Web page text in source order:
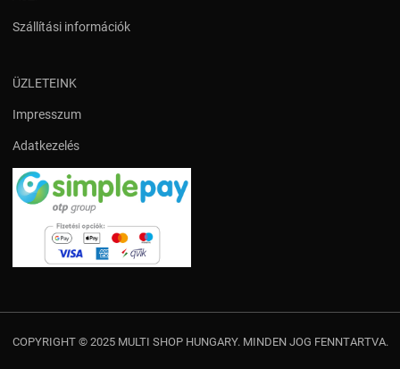
Szállítási információk
ÜZLETEINK
Impresszum
Adatkezelés
COPYRIGHT © 2025 MULTI SHOP HUNGARY. MINDEN JOG FENNTARTVA.